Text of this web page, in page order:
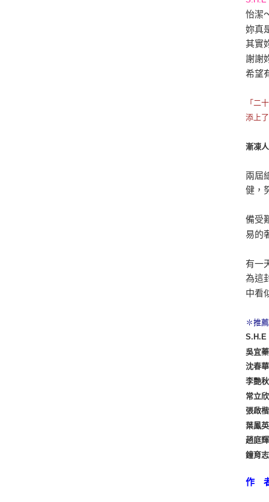
怡潔
妳真
其實
謝謝
希望
「二
添上
漸凍
兩屆
健，
備受
易的
有一
為這
中看
✽推
吳宜蓁
沈春華
李艷秋
常立欣
張啟楷
葉鳳英
趙庭輝
鐘育志
作